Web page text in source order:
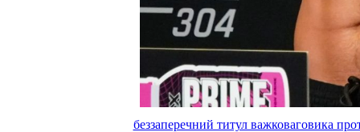
беззаперечний титул важковаговика